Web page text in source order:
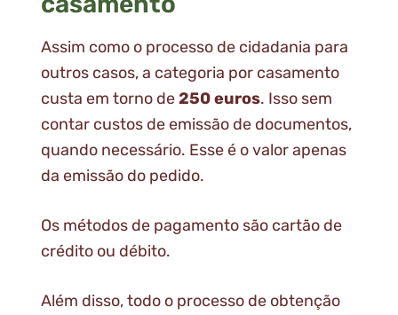
Assim como o processo de cidadania para
outros casos, a categoria por casamento
custa em torno de250 euros. Isso sem
contar custos de emissão de documentos,
quando necessário. Esse é o valor apenas
da emissão do pedido.
Os métodos de pagamento são cartão de
crédito ou débito.
Além disso, todo o processo de obtenção